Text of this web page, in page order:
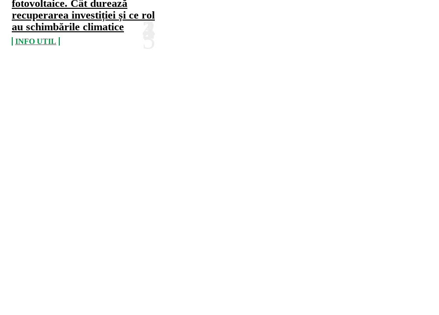
fotovoltaice. Cât durează
recuperarea investiției și ce rol
au schimbările climatice
INFO UTIL